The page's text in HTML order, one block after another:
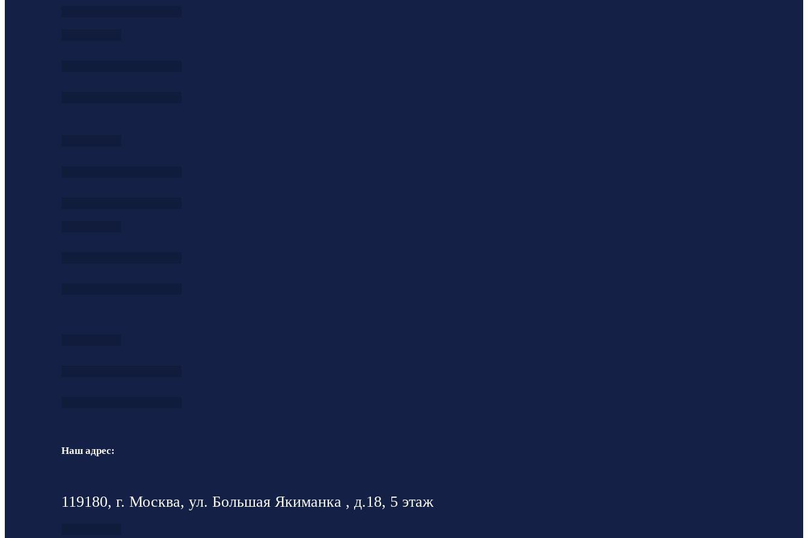
Наш адрес:
119180, г. Москва, ул. Большая Якиманка , д.18, 5 этаж